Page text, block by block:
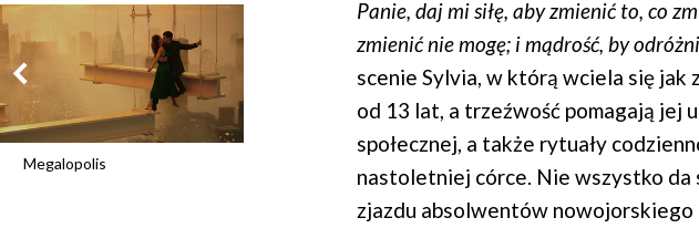
Megalopolis
Panie, daj mi siłę, aby zmienić to, co
zmienić nie mogę; i mądrość, by
scenie Sylvia, w którą wciela się jak
od 13 lat, a trzeźwość pomagają jej
społecznej, a także rytuały
nastoletniej córce. Nie wszystko da
zjazdu absolwentów nowojorskiego